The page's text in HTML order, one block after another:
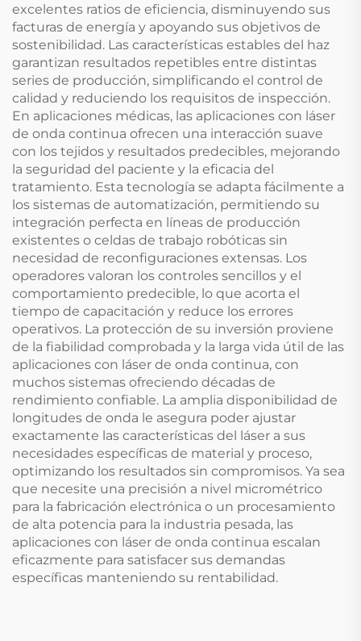
excelentes ratios de eficiencia, disminuyendo sus
facturas de energía y apoyando sus objetivos de
sostenibilidad. Las características estables del haz
garantizan resultados repetibles entre distintas
series de producción, simplificando el control de
calidad y reduciendo los requisitos de inspección.
En aplicaciones médicas, las aplicaciones con láser
de onda continua ofrecen una interacción suave
con los tejidos y resultados predecibles, mejorando
la seguridad del paciente y la eficacia del
tratamiento. Esta tecnología se adapta fácilmente a
los sistemas de automatización, permitiendo su
integración perfecta en líneas de producción
existentes o celdas de trabajo robóticas sin
necesidad de reconfiguraciones extensas. Los
operadores valoran los controles sencillos y el
comportamiento predecible, lo que acorta el
tiempo de capacitación y reduce los errores
operativos. La protección de su inversión proviene
de la fiabilidad comprobada y la larga vida útil de las
aplicaciones con láser de onda continua, con
muchos sistemas ofreciendo décadas de
rendimiento confiable. La amplia disponibilidad de
longitudes de onda le asegura poder ajustar
exactamente las características del láser a sus
necesidades específicas de material y proceso,
optimizando los resultados sin compromisos. Ya sea
que necesite una precisión a nivel micrométrico
para la fabricación electrónica o un procesamiento
de alta potencia para la industria pesada, las
aplicaciones con láser de onda continua escalan
eficazmente para satisfacer sus demandas
específicas manteniendo su rentabilidad.